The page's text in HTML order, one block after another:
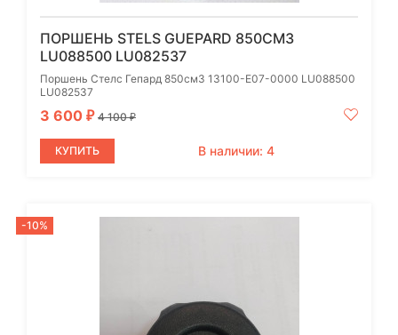
ПОРШЕНЬ STELS GUEPARD 850СМ3
LU088500 LU082537
Поршень Стелс Гепард 850см3 13100-E07-0000 LU088500
LU082537
3 600 ₽ 4 100₽
КУПИТЬ В наличии: 4
-10%